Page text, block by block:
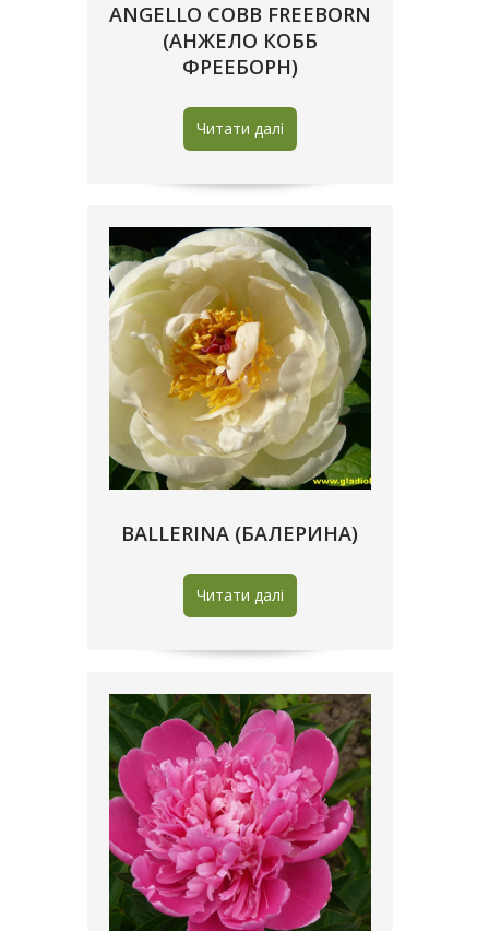
ANGELLO COBB FREEBORN
(АНЖЕЛО КОББ
ФРЕЕБОРН)
Читати далі
BALLERINA (БАЛЕРИНА)
Читати далі